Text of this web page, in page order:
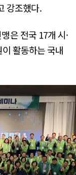
강조했다.
은 전국 17개 시·
활동하는 국내